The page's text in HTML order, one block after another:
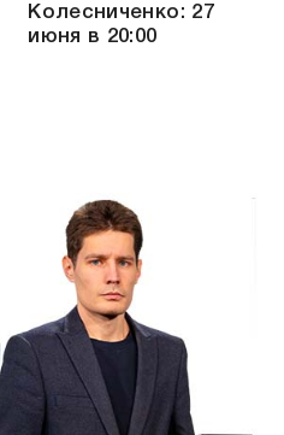
Колесниченко: 27
июня в 20:00